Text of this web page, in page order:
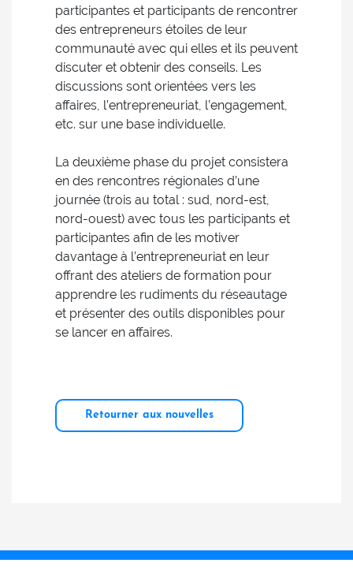
participantes et participants de rencontrer
des entrepreneurs étoiles de leur
communauté avec qui elles et ils peuvent
discuter et obtenir des conseils. Les
discussions sont orientées vers les
affaires, l’entrepreneuriat, l’engagement,
etc. sur une base individuelle.
La deuxième phase du projet consistera
en des rencontres régionales d’une
journée (trois au total : sud, nord-est,
nord-ouest) avec tous les participants et
participantes afin de les motiver
davantage à l’entrepreneuriat en leur
offrant des ateliers de formation pour
apprendre les rudiments du réseautage
et présenter des outils disponibles pour
se lancer en affaires.
Retourner aux nouvelles